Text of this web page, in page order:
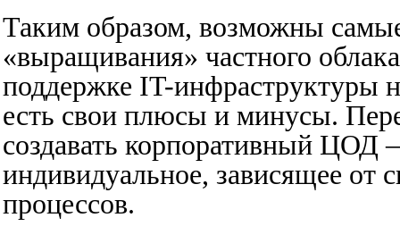
Таким образом, возможны
«выращивания» частного
поддержке IT-инфраструктуры
есть свои плюсы и минусы.
создавать корпоративный ЦОД
индивидуальное, зависящее от
процессов.